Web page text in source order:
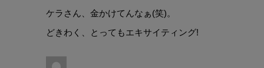
ケラさん、金かけてんなぁ(笑)。
どきわく、とってもエキサイティング!